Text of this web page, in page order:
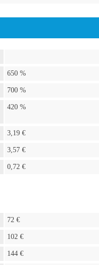
650 %
700 %
420 %
3,19 €
3,57 €
0,72 €
72 €
102 €
144 €